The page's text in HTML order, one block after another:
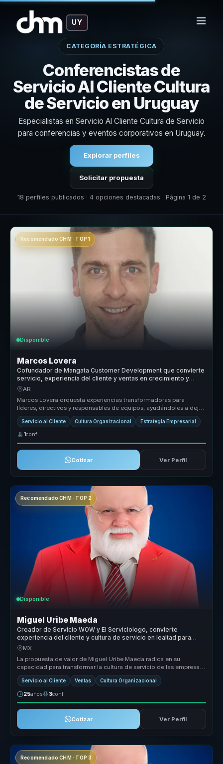
UY
CATEGORÍA ESTRATÉGICA
Conferencistas de
Servicio Al Cliente Cultura
de Servicio en Uruguay
Especialistas en Servicio Al Cliente Cultura de Servicio
para conferencias y eventos corporativos en Uruguay.
Explorar perfiles
Solicitar propuesta
18 perfiles publicados · 4 opciones destacadas · Página 1 de 2
Recomendado CHM · TOP 1
Disponible
Marcos Lovera
Cofundador de Mangata Customer Development que convierte
servicio, experiencia del cliente y ventas en crecimiento y
cultura comercial para empresas.
AR
Marcos Lovera orquesta experiencias transformadoras para
líderes, directivos y responsables de equipos, ayudándoles a dejar
atrás equipos...
Servicio al Cliente Cultura Organizacional Estrategia Empresarial
1conf.
Cotizar Ver Perfil
Recomendado CHM · TOP 2
Disponible
Miguel Uribe Maeda
Creador de Servicio WOW y El Serviciologo, convierte
experiencia del cliente y cultura de servicio en lealtad para
empresas.
MX
La propuesta de valor de Miguel Uribe Maeda radica en su
capacidad para transformar la cultura de servicio de las empresas
en un pilar es...
Servicio al Cliente Ventas Cultura Organizacional
25años 3conf.
Cotizar Ver Perfil
Recomendado CHM · TOP 3